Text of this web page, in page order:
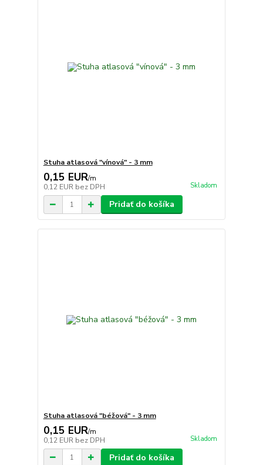
Stuha atlasová "vínová" - 3 mm
0,15 EUR/m
0,12 EUR bez DPH Skladom
Pridať do košíka
Stuha atlasová "béžová" - 3 mm
0,15 EUR/m
0,12 EUR bez DPH Skladom
Pridať do košíka